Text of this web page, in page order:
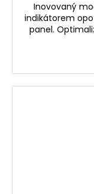
Inovovaný
indikátorem
panel.